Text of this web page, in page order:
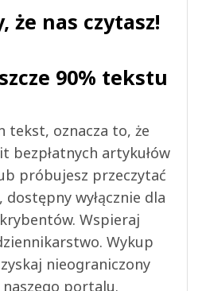
że nas czytasz!
90% tekstu
tekst, oznacza to, że
bezpłatnych artykułów
próbujesz przeczytać
wyłącznie dla
Wspieraj
Wykup
nieograniczony
portalu.